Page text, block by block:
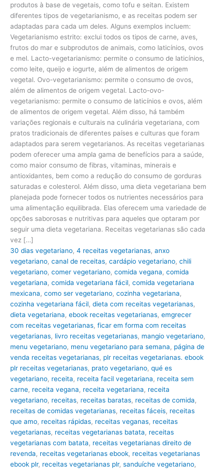
produtos à base de vegetais, como tofu e seitan. Existem
diferentes tipos de vegetarianismo, e as receitas podem ser
adaptadas para cada um deles. Alguns exemplos incluem:
Vegetarianismo estrito: exclui todos os tipos de carne, aves,
frutos do mar e subprodutos de animais, como laticínios, ovos
e mel. Lacto-vegetarianismo: permite o consumo de laticínios,
como leite, queijo e iogurte, além de alimentos de origem
vegetal. Ovo-vegetarianismo: permite o consumo de ovos,
além de alimentos de origem vegetal. Lacto-ovo-
vegetarianismo: permite o consumo de laticínios e ovos, além
de alimentos de origem vegetal. Além disso, há também
variações regionais e culturais na culinária vegetariana, com
pratos tradicionais de diferentes países e culturas que foram
adaptados para serem vegetarianos. As receitas vegetarianas
podem oferecer uma ampla gama de benefícios para a saúde,
como maior consumo de fibras, vitaminas, minerais e
antioxidantes, bem como a redução do consumo de gorduras
saturadas e colesterol. Além disso, uma dieta vegetariana bem
planejada pode fornecer todos os nutrientes necessários para
uma alimentação equilibrada. Elas oferecem uma variedade de
opções saborosas e nutritivas para aqueles que optaram por
seguir uma dieta vegetariana. Receitas vegetarianas são cada
vez […]
30 dias vegetariano,4 receitas vegetarianas,anxo
vegetariano,canal de receitas,cardápio vegetariano,chili
vegetariano,comer vegetariano,comida vegana,comida
vegetariana,comida vegetariana fácil,comida vegetariana
mexicana,como ser vegetariano,cozinha vegetariana,
cozinha vegetariana fácil,dieta com receitas vegetarianas,
dieta vegetariana,ebook receitas vegetarianas,emgrecer
com receitas vegetarianas,ficar em forma com receitas
vegetarianas, livro receitas vegetarianas, mangio vegetariano,
menu vegetariano, menu vegetariano para semana, página de
venda receitas vegetarianas, plr receitas vegetarianas. ebook
plr receitas vegetarianas, prato vegetariano,qué es
vegetariano, receita, receita facil vegetariana, receita sem
carne, receita vegana, receita vegetariana, receita
vegetariano, receitas, receitas baratas, receitas de comida,
receitas de comidas vegetarianas, receitas fáceis, receitas
que amo, receitas rápidas, receitas veganas, receitas
vegetarianas, receitas vegetarianas batata, receitas
vegetarianas com batata, receitas vegetarianas direito de
revenda, receitas vegetarianas ebook, receitas vegetarianas
ebook plr, receitas vegetarianas plr,sanduíche vegetariano,